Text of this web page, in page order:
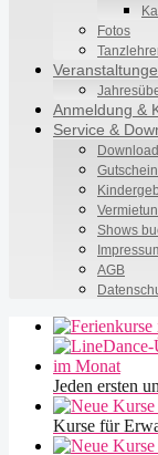
Fotos
Anmeldung &
Service &
Shows
AGB
Jeden ersten
Kurse für